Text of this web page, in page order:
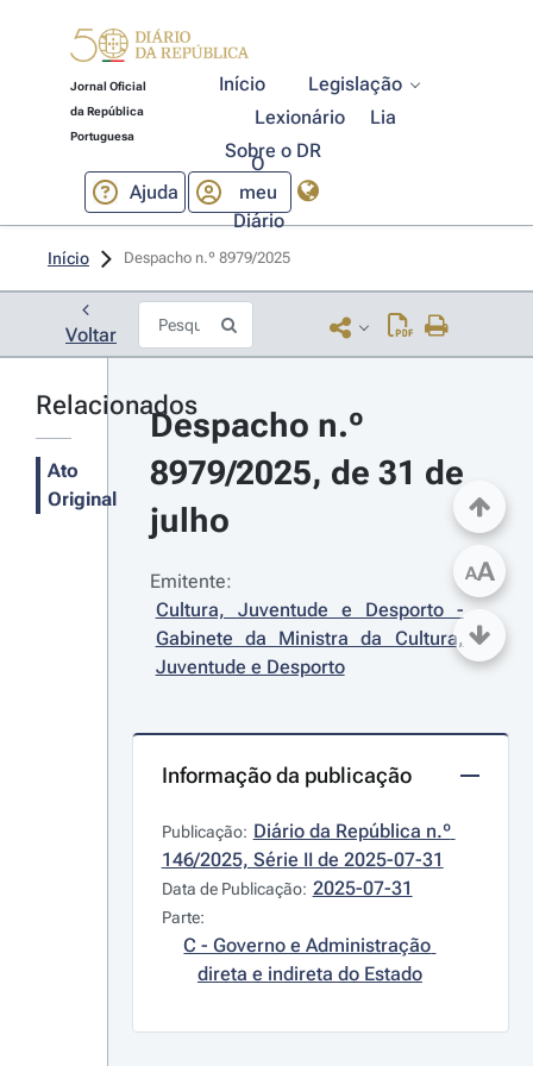
Jornal Oficial
da República
Portuguesa
Início
Legislação
Lexionário
Lia
Sobre o DR
Ajuda
O
meu
Diário
Início Despacho n.º 8979/2025
Voltar
Relacionados
Ato
Original
Despacho n.º
8979/2025, de 31 de
julho
Emitente:
Cultura, Juventude e Desporto -
Gabinete da Ministra da Cultura,
Juventude e Desporto
Informação da publicação
Publicação: Diário da República n.º
146/2025, Série II de 2025-07-31
Data de Publicação: 2025-07-31
Parte:
C - Governo e Administração
direta e indireta do Estado
AA